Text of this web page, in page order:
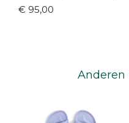
€ 95,00
Anderen